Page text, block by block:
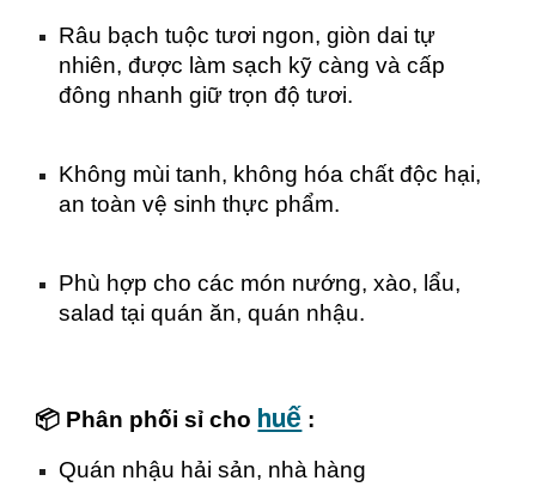
Râu bạch tuộc tươi ngon, giòn dai tự
nhiên, được làm sạch kỹ càng và cấp
đông nhanh giữ trọn độ tươi.
Không mùi tanh, không hóa chất độc hại,
an toàn vệ sinh thực phẩm.
Phù hợp cho các món nướng, xào, lẩu,
salad tại quán ăn, quán nhậu.
📦 Phân phối sỉ cho huế :
Quán nhậu hải sản, nhà hàng